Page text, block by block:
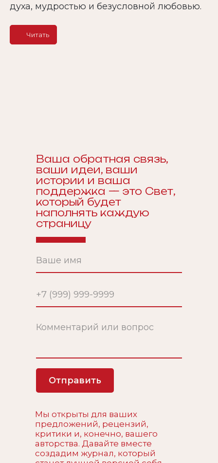
духа, мудростью и безусловной любовью.
Читать
Мы открыты для ваших
предложений, рецензий,
критики и, конечно, вашего
авторства. Давайте вместе
создадим журнал, который
Ваша обратная связь,
ваши идеи, ваши
истории и ваша
поддержка — это Свет,
который будет
наполнять каждую
страницу
Отправить